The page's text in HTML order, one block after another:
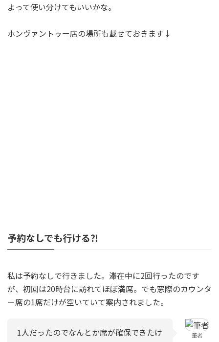
よって使い分けてもいいかな。
ホンヴァントゥー店の場所も載せておきます↓
予約なしでも行ける⁈
私は予約なしで行きました。滞在中に2回行ったのです
が、初回は20時台に訪れてほぼ満席。でも窓際のカウンタ
ー席の1席だけが空いていて案内されました。
1人だったのでなんとか席が確保できたけ
筆者